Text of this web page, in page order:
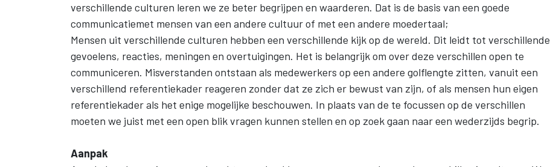
verschillende culturen leren we ze beter begrijpen en waarderen. Dat is de basis van een goede
communicatiemet mensen van een andere cultuur of met een andere moedertaal;
Mensen uit verschillende culturen hebben een verschillende kijk op de wereld. Dit leidt tot verschillende
gevoelens, reacties, meningen en overtuigingen. Het is belangrijk om over deze verschillen open te
communiceren. Misverstanden ontstaan als medewerkers op een andere golflengte zitten, vanuit een
verschillend referentiekader reageren zonder dat ze zich er bewust van zijn, of als mensen hun eigen
referentiekader als het enige mogelijke beschouwen. In plaats van de te focussen op de verschillen
moeten we juist met een open blik vragen kunnen stellen en op zoek gaan naar een wederzijds begrip.
Aanpak